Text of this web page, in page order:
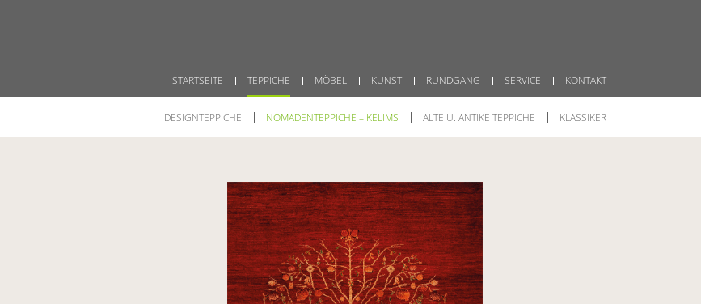
STARTSEITE TEPPICHE MÖBEL KUNST RUNDGANG SERVICE KONTAKT
DESIGNTEPPICHE NOMADENTEPPICHE – KELIMS ALTE U. ANTIKE TEPPICHE KLASSIKER